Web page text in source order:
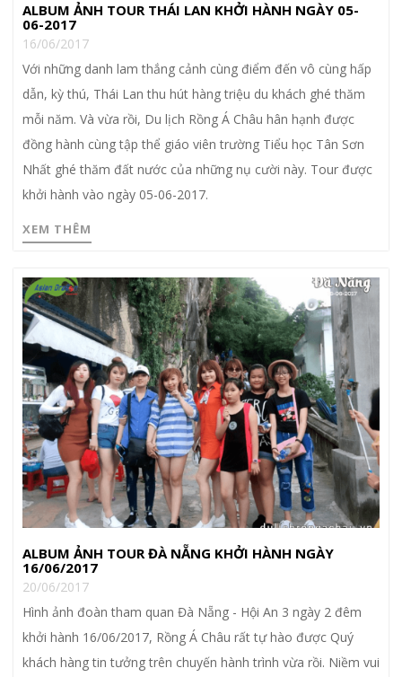
ALBUM ẢNH TOUR THÁI LAN KHỞI HÀNH NGÀY 05-
06-2017
16/06/2017
Với những danh lam thắng cảnh cùng điểm đến vô cùng hấp
dẫn, kỳ thú, Thái Lan thu hút hàng triệu du khách ghé thăm
mỗi năm. Và vừa rồi, Du lịch Rồng Á Châu hân hạnh được
đồng hành cùng tập thể giáo viên trường Tiểu học Tân Sơn
Nhất ghé thăm đất nước của những nụ cười này. Tour được
khởi hành vào ngày 05-06-2017.
XEM THÊM
ALBUM ẢNH TOUR ĐÀ NẴNG KHỞI HÀNH NGÀY
16/06/2017
20/06/2017
Hình ảnh đoàn tham quan Đà Nẵng - Hội An 3 ngày 2 đêm
khởi hành 16/06/2017, Rồng Á Châu rất tự hào được Quý
khách hàng tin tưởng trên chuyến hành trình vừa rồi. Niềm vui